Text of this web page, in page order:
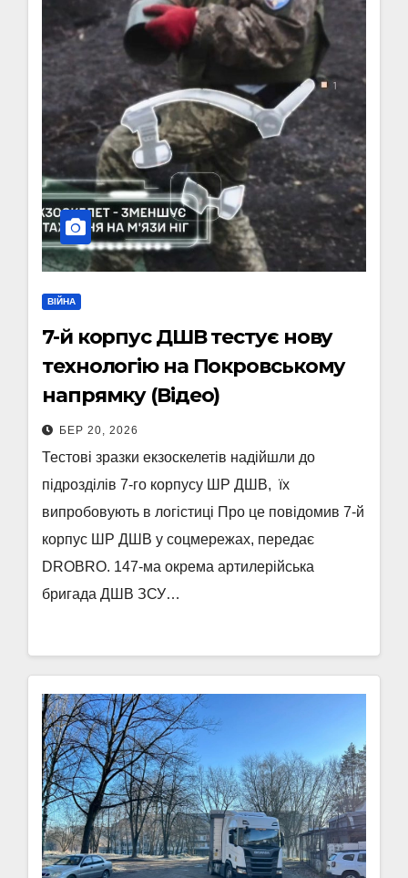
ВІЙНА
7-й корпус ДШВ тестує нову
технологію на Покровському
напрямку (Відео)
БЕР 20, 2026
Тестові зразки екзоскелетів надійшли до
підрозділів 7-го корпусу ШР ДШВ, їх
випробовують в логістиці Про це повідомив 7-й
корпус ШР ДШВ у соцмережах, передає
DROBRO. 147-ма окрема артилерійська
бригада ДШВ ЗСУ…